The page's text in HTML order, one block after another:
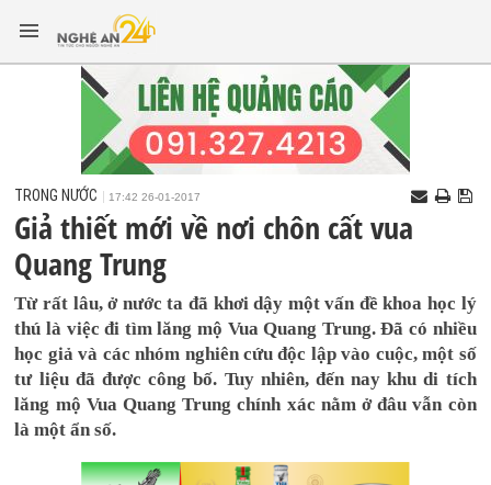
TRONG NƯỚC 17:42 26-01-2017
Giả thiết mới về nơi chôn cất vua
Quang Trung
Từ rất lâu, ở nước ta đã khơi dậy một vấn đề khoa học lý
thú là việc đi tìm lăng mộ Vua Quang Trung. Đã có nhiều
học giả và các nhóm nghiên cứu độc lập vào cuộc, một số
tư liệu đã được công bố. Tuy nhiên, đến nay khu di tích
lăng mộ Vua Quang Trung chính xác nằm ở đâu vẫn còn
là một ẩn số.